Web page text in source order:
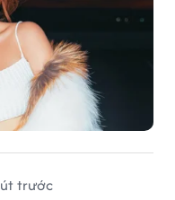
trước